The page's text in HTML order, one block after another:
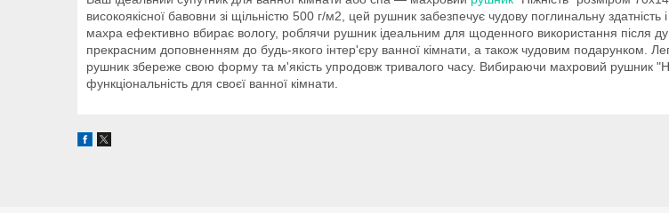
високоякісної бавовни зі щільністю 500 г/м2, цей рушник забезпечує чудову поглинальну здатність
махра ефективно вбирає вологу, роблячи рушник ідеальним для щоденного використання після
прекрасним доповненням до будь-якого інтер'єру ванної кімнати, а також чудовим подарунком.
рушник збереже свою форму та м'якість упродовж тривалого часу. Вибираючи махровий рушник
функціональність для своєї ванної кімнати.